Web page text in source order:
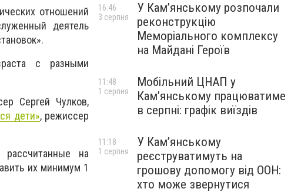
отношений
деятель
с разными
Сергей Чулков,
дети», режиссер
на
их минимум 1
У Кам’янському розпочали
реконструкцію
Меморіального комплексу
на Майдані Героїв
16:46
3 серпня
Мобільний ЦНАП у
Кам’янському працюватиме
в серпні: графік виїздів
11:48
1 серпня
У Кам’янському
реєструватимуть на
грошову допомогу від ООН:
хто може звернутися
11:18
1 серпня